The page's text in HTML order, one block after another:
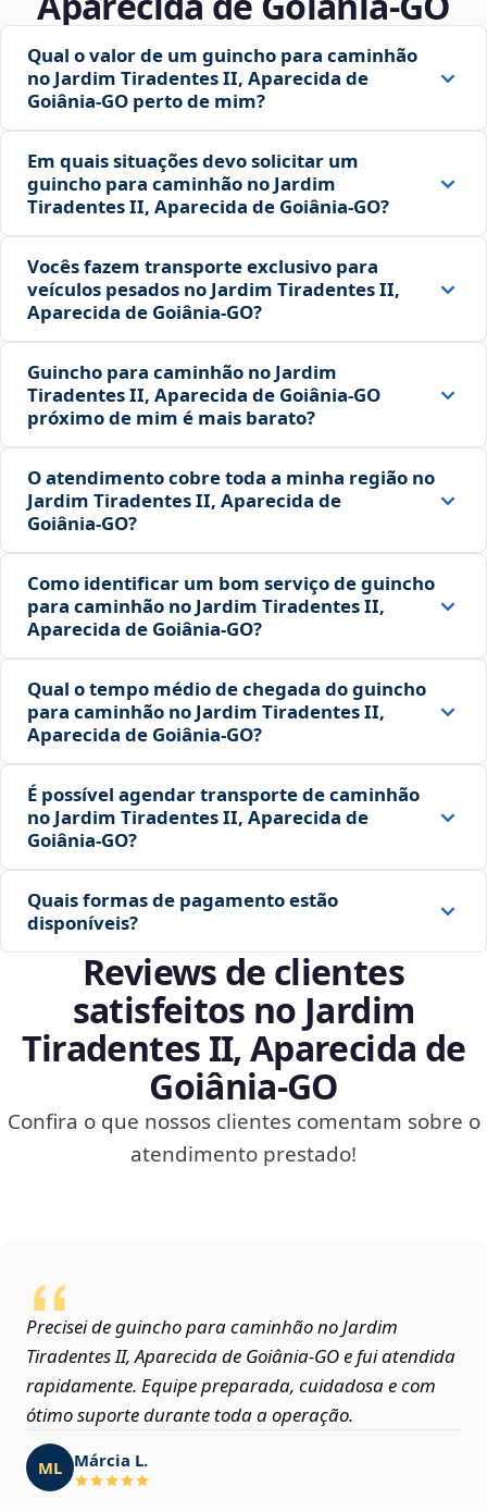
Qual o valor de um guincho para caminhão
no Jardim Tiradentes II, Aparecida de
Goiânia‑GO perto de mim?
Em quais situações devo solicitar um
guincho para caminhão no Jardim
Tiradentes II, Aparecida de Goiânia‑GO?
Vocês fazem transporte exclusivo para
veículos pesados no Jardim Tiradentes II,
Aparecida de Goiânia‑GO?
Guincho para caminhão no Jardim
Tiradentes II, Aparecida de Goiânia‑GO
próximo de mim é mais barato?
O atendimento cobre toda a minha região no
Jardim Tiradentes II, Aparecida de
Goiânia‑GO?
Como identificar um bom serviço de guincho
para caminhão no Jardim Tiradentes II,
Aparecida de Goiânia‑GO?
Qual o tempo médio de chegada do guincho
para caminhão no Jardim Tiradentes II,
Aparecida de Goiânia‑GO?
É possível agendar transporte de caminhão
no Jardim Tiradentes II, Aparecida de
Goiânia‑GO?
Quais formas de pagamento estão
disponíveis?
Reviews de clientes
satisfeitos no Jardim
Tiradentes II, Aparecida de
Goiânia‑GO
Confira o que nossos clientes comentam sobre o
atendimento prestado!
Precisei de guincho para caminhão no Jardim
Tiradentes II, Aparecida de Goiânia‑GO e fui atendida
rapidamente. Equipe preparada, cuidadosa e com
ótimo suporte durante toda a operação.
ML Márcia L.